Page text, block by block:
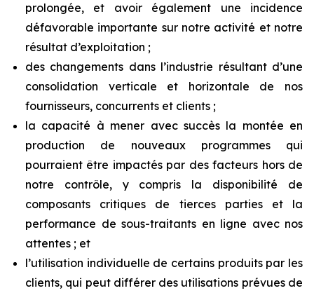
prolongée, et avoir également une incidence
défavorable importante sur notre activité et notre
résultat d’exploitation ;
des changements dans l’industrie résultant d’une
consolidation verticale et horizontale de nos
fournisseurs, concurrents et clients ;
la capacité à mener avec succès la montée en
production de nouveaux programmes qui
pourraient être impactés par des facteurs hors de
notre contrôle, y compris la disponibilité de
composants critiques de tierces parties et la
performance de sous-traitants en ligne avec nos
attentes ; et
l’utilisation individuelle de certains produits par les
clients, qui peut différer des utilisations prévues de